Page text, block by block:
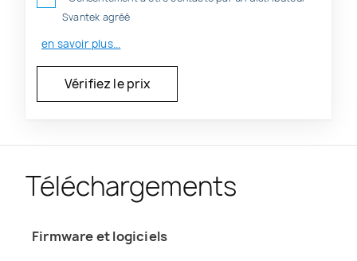
Svantek agréé
en savoir plus...
Téléchargements
Firmware et logiciels